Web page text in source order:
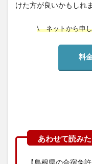
けた方が良いかもしれ
\ ネットから申
料